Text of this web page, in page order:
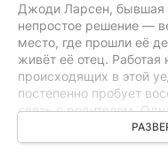
Джоди Ларсен, бывшая
непростое решение —
место, где прошли её
живёт её отец.
происходящих в этой
постепенно пробует
связь с родителем.
необычного
кличке Блу. Его